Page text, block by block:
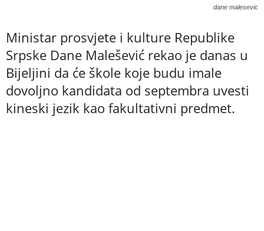
dane malesevic
Ministar prosvjete i kulture Republike
Srpske Dane Malešević rekao je danas u
Bijeljini da će škole koje budu imale
dovoljno kandidata od septembra uvesti
kineski jezik kao fakultativni predmet.